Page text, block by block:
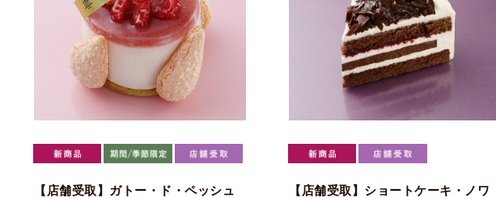
【店舗受取】ガトー・ド・ペッシュ
【店舗受取】ショートケーキ・ノワ